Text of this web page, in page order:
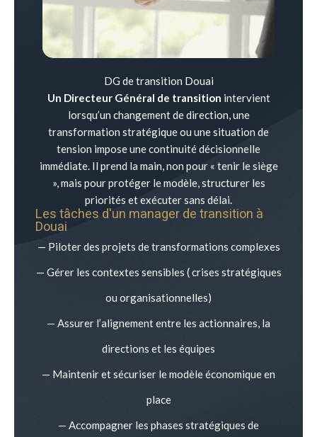
DG de transition Douai
Un Directeur Général de transition intervient
lorsqu’un changement de direction, une
transformation stratégique ou une situation de
tension impose une continuité décisionnelle
immédiate. Il prend la main, non pour « tenir le siège
», mais pour protéger le modèle, structurer les
priorités et exécuter sans délai.
Les tâches d'un manager de transition à
Douai
— Piloter des projets de transformations complexes
— Gérer les contextes sensibles ( crises stratégiques
ou organisationnelles)
— Assurer l’alignement entre les actionnaires, la
directions et les équipes
— Maintenir et sécuriser le modèle économique en
place
— Accompagner les phases stratégiques de